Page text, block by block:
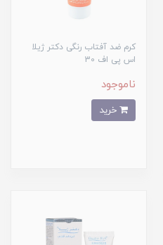
کرم ضد آفتاب رنگی دکتر ژیلا
اس پی اف 30
ناموجود